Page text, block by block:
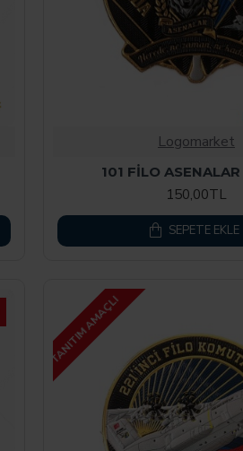
Logomarket
101 FİLO
150,00TL
SEPETE EKLE
TANITIM AMAÇLI